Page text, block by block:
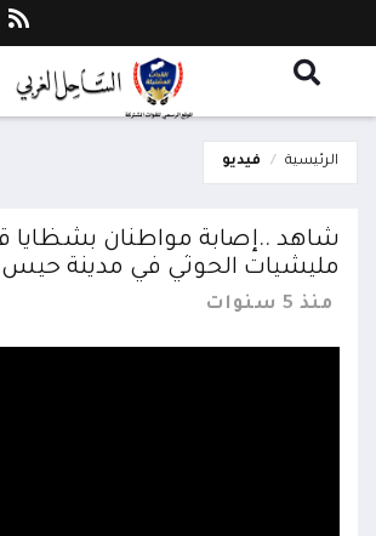
الرئيسية فيديو
شاهد ..إصابة مواطنان بشظايا
مليشيات الحوثي في مدينة حيس
منذ 5 سنوات